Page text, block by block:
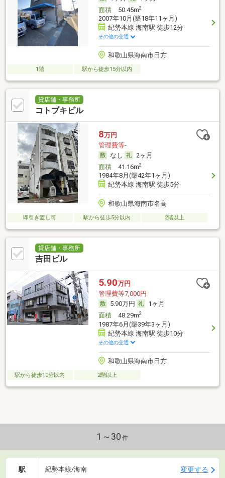
面積50.45m2
2007年10月(築18年11ヶ月)
紀勢本線 海南駅 徒歩12分
その他の交通
和歌山県海南市日方
1階 駅から徒歩15分以内
貸店舗・事務所
コトブキビル
8万円
管理費等-
なし
2ヶ月
面積41.16m2
1984年8月(築42年1ヶ月)
紀勢本線 海南駅 徒歩5分
和歌山県海南市名高
即引き渡し可 駅から徒歩5分以内 2階以上
貸店舗・事務所
吉田ビル
5.90万円
管理費等7,000円
5.90万円
1ヶ月
面積48.29m2
1987年6月(築39年3ヶ月)
紀勢本線 海南駅 徒歩10分
その他の交通
和歌山県海南市日方
駅から徒歩10分以内 2階以上
1～30 件
駅 紀勢本線/海南 変更する